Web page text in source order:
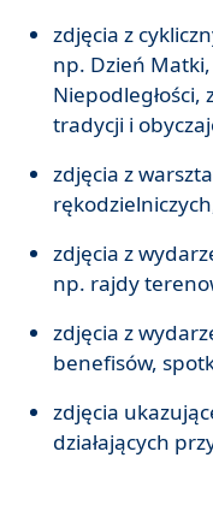
zdjęcia z
np. Dzień
Niepodległości,
tradycji i
zdjęcia z
zdjęcia z
np. rajdy
zdjęcia z
benefisów,
zdjęcia
działających